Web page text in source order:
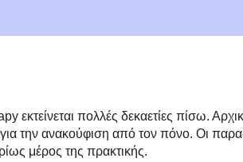
εκτείνεται πολλές δεκαετίες πίσω.
την ανακούφιση από τον πόνο. Οι
μέρος της πρακτικής.